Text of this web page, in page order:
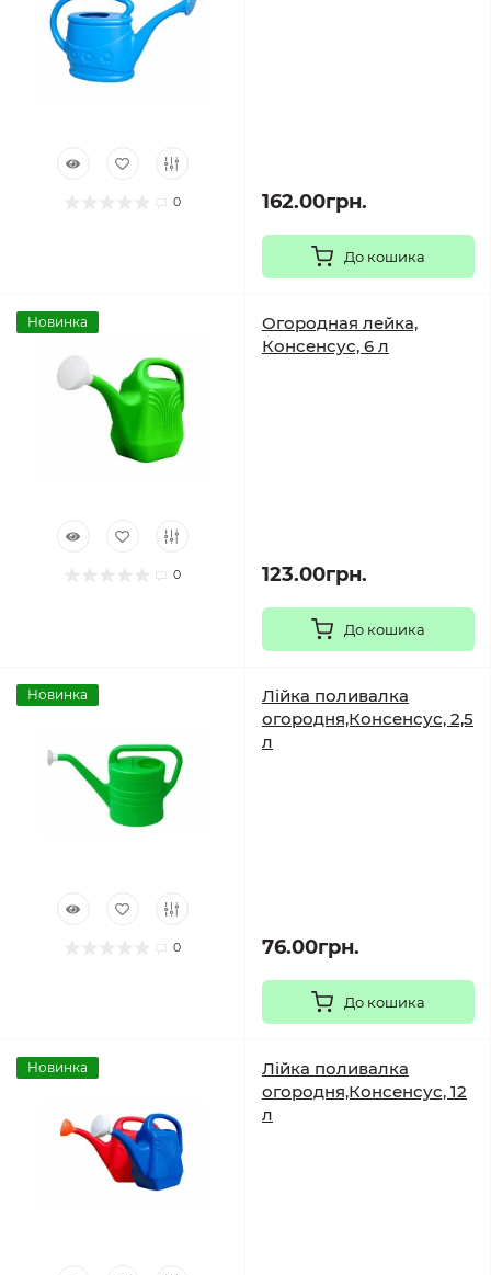
0 162.00грн.
До кошика
Новинка
0
Огородная лейка,
Консенсус, 6 л
123.00грн.
До кошика
Новинка
0
Лійка поливалка
огородня,Консенсус, 2,5
л
76.00грн.
До кошика
Новинка
Лійка поливалка
огородня,Консенсус, 12
л